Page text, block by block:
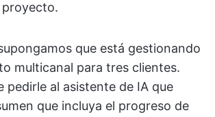
proyecto.
que está gestionando
multicanal para tres clientes.
pedirle al asistente de IA que
que incluya el progreso de